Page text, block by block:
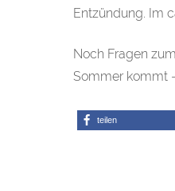
Entzündung. Im
Noch Fragen
Sommer kommt
teilen